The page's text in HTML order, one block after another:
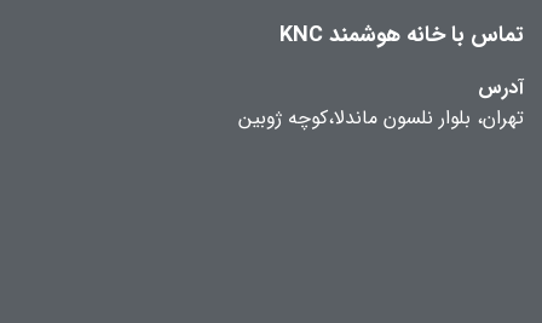
تماس با خانه هوشمند KNC
آدرس
تهران، بلوار نلسون ماندلا،کوچه ژوبین